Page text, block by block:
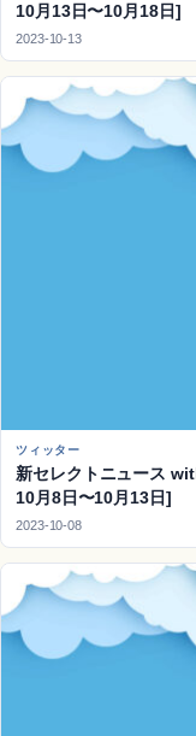
10月13日〜10月18日]
2023-10-13
ツィッター
新セレクトニュース
10月8日〜10月13日]
2023-10-08